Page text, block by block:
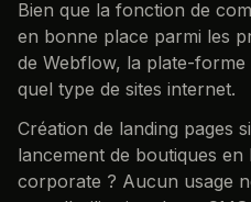
Bien que la fonction de
en bonne place parmi les
de Webflow, la plate-
quel type de sites internet.
Création de landing pages
lancement de boutiques en
corporate ? Aucun usage